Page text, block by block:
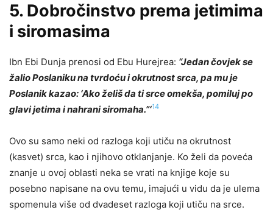
5. Dobročinstvo prema jetimima
i siromasima
Ibn Ebi Dunja prenosi od Ebu Hurejrea: “Jedan čovjek se
žalio Poslaniku na tvrdoću i okrutnost srca, pa mu je
Poslanik kazao: ‘Ako želiš da ti srce omekša, pomiluj po
glavi jetima i nahrani siromaha.”‘14
Ovo su samo neki od razloga koji utiču na okrutnost
(kasvet) srca, kao i njihovo otklanjanje. Ko želi da poveća
znanje u ovoj oblasti neka se vrati na knjige koje su
posebno napisane na ovu temu, imajući u vidu da je ulema
spomenula više od dvadeset razloga koji utiču na srce.